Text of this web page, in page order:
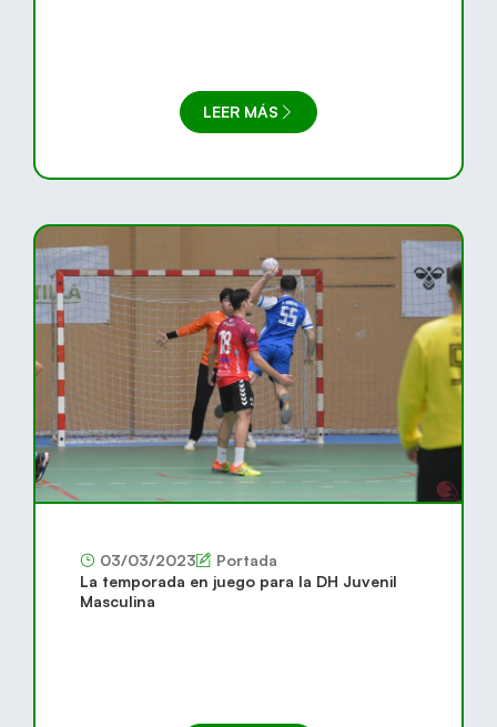
LEER MÁS
03/03/2023
Portada
La temporada en juego para la DH Juvenil
Masculina